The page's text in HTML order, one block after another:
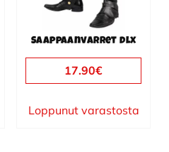
Saappaanvarret dlx
17.90€
Loppunut varastosta